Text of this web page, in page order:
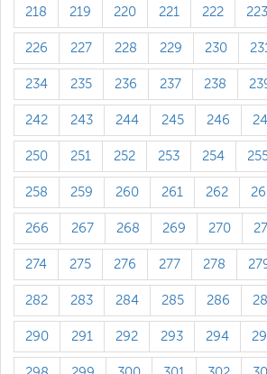
218 219 220 221 222 223
226 227 228 229 230 231
234 235 236 237 238
242 243 244 245 246
250 251 252 253 254
258 259 260 261 262
266 267 268 269 270
274 275 276 277 278
282 283 284 285 286
290 291 292 293 294